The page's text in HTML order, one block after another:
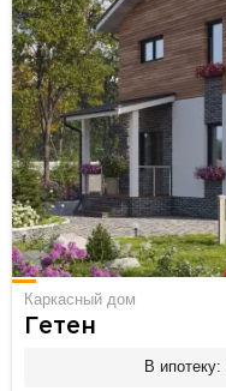
Каркасный дом
Гетен
В ипотеку: